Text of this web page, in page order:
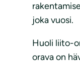
joka vuosi.
Huoli liito-
orava on